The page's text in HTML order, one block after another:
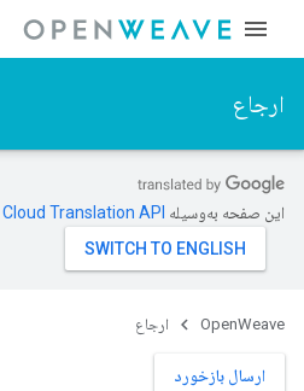
ارجاع
این صفحه به‌وسیله
OpenWeave ارجاع
ارسال بازخورد